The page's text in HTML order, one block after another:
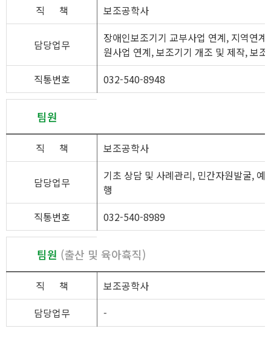
직 책 보조공학사
담당업무
장애인보조기기 교부사업 연계, 지역연
원사업 연계, 보조기기 개조 및 제작, 보
직통번호
032-540-8948
팀원
직 책 보조공학사
담당업무
기초 상담 및 사례관리, 민간자원발굴,
행
직통번호
032-540-8989
팀원 (출산 및 육아휵직)
직 책
보조공학사
담당업무
-